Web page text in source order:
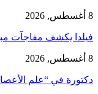
8 أغسطس, 2026
فيلدا يكشف مفاجآت
8 أغسطس, 2026
دكتورة في “علم